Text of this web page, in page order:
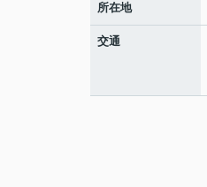
所在地
交通